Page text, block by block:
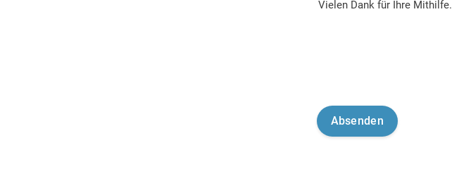
Vielen Dank für Ihre Mithilfe.